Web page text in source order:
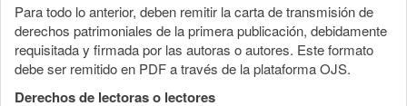
Para todo lo anterior, deben remitir la carta de transmisión de
derechos patrimoniales de la primera publicación, debidamente
requisitada y firmada por las autoras o autores. Este formato
debe ser remitido en PDF a través de la plataforma OJS.
Derechos de lectoras o lectores